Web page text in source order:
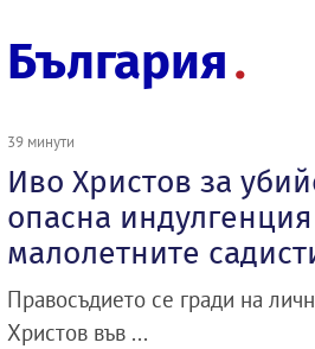
България
39 минути
Иво Христов за
опасна
малолетните
Правосъдието се гради на
Христов във ...